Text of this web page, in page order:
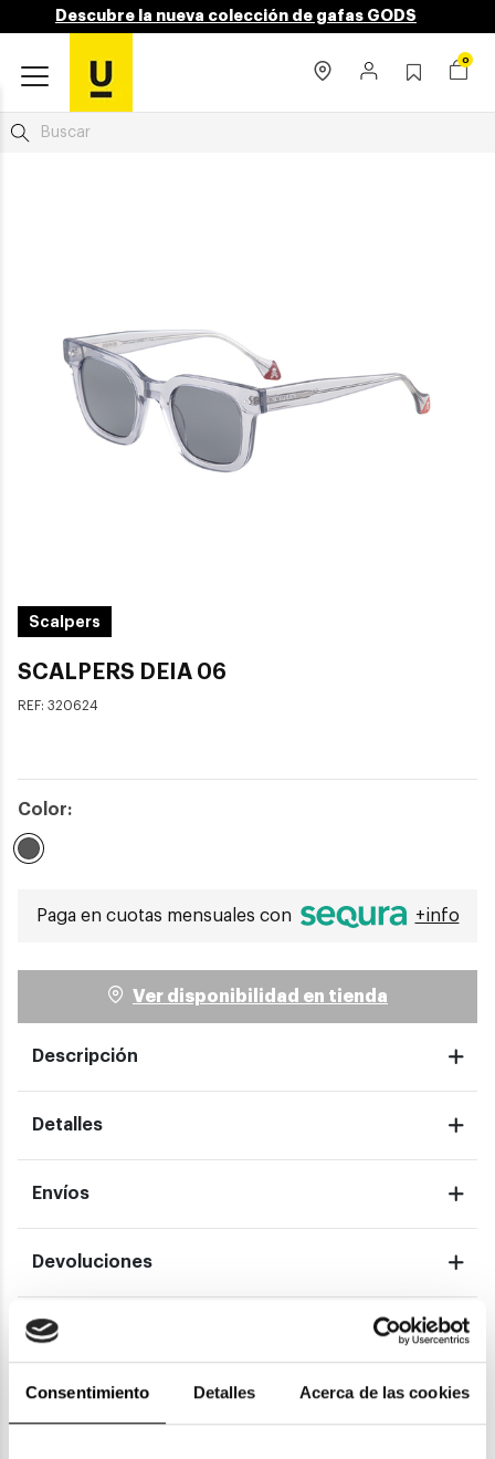
Consentimiento Detalles Acerca de las cookies
Descubre la nueva colección de gafas GODS
0
Scalpers
SCALPERS DEIA 06
REF: 320624
Color:
Paga en cuotas mensuales con +info
Ver disponibilidad en tienda
Descripción
Detalles
Envíos
Devoluciones
Garantías